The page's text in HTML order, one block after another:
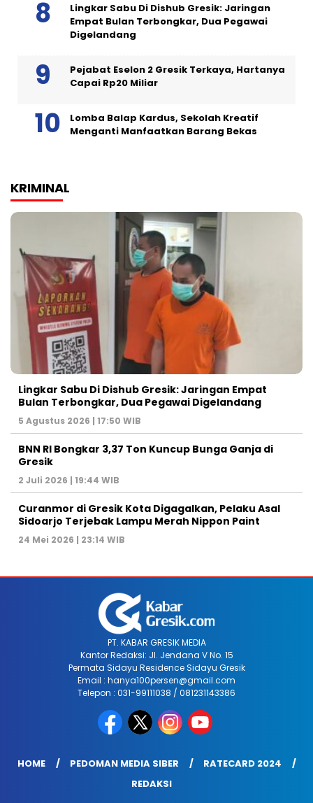
Lingkar Sabu Di Dishub Gresik: Jaringan
Empat Bulan Terbongkar, Dua Pegawai
Digelandang
Pejabat Eselon 2 Gresik Terkaya, Hartanya
Capai Rp20 Miliar
Lomba Balap Kardus, Sekolah Kreatif
Menganti Manfaatkan Barang Bekas
KRIMINAL
Lingkar Sabu Di Dishub Gresik: Jaringan Empat
Bulan Terbongkar, Dua Pegawai Digelandang
5 Agustus 2026 | 17:50 WIB
BNN RI Bongkar 3,37 Ton Kuncup Bunga Ganja di
Gresik
2 Juli 2026 | 19:44 WIB
Curanmor di Gresik Kota Digagalkan, Pelaku Asal
Sidoarjo Terjebak Lampu Merah Nippon Paint
24 Mei 2026 | 23:14 WIB
PT. KABAR GRESIK MEDIA
Kantor Redaksi: Jl. Jendana V No. 15
Permata Sidayu Residence Sidayu Gresik
Email : hanya100persen@gmail.com
Telepon : 031-99111038 / 081231143386
HOME PEDOMAN MEDIA SIBER
RATECARD 2024
REDAKSI